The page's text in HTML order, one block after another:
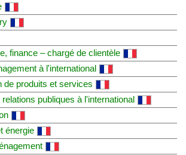
finance – chargé de clientèle
à l'international
de produits et services
publiques à l'international
énergie